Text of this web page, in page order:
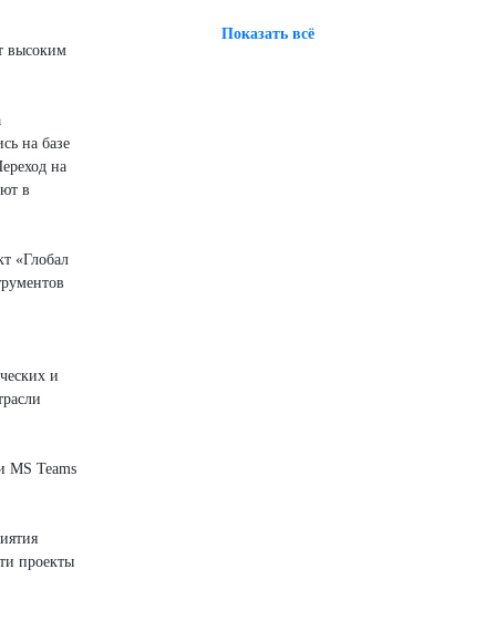
высоким
на базе
на
в
«Глобал
и
MS Teams
проекты
Показать всё